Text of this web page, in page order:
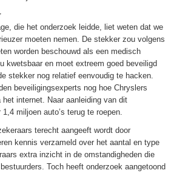
die het onderzoek leidde, liet weten dat we
moeten nemen. De stekker zou volgens
worden beschouwd als een medisch
kwetsbaar en moet extreem goed beveiligd
stekker nog relatief eenvoudig te hacken.
beveiligingsexperts nog hoe Chryslers
internet. Naar aanleiding van dit
miljoen auto’s terug te roepen.
terecht aangeeft wordt door
kennis verzameld over het aantal en type
extra inzicht in de omstandigheden die
Toch heeft onderzoek aangetoond